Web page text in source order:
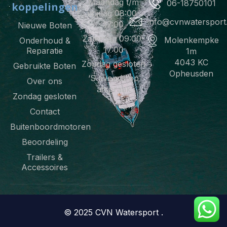
-
f
m
koppelingen
Nieuwe Boten
Onderhoud &
Reparatie
Gebruikte Boten
Over ons
Zondag gesloten
Contact
Buitenboordmotoren
Beoordeling
Trailers &
Accessoires
vrijdag 08:00-
17:00
Zaterdag 09:00-
17:00
Zondag gesloten
‘S avonds op
afspraak
06-18750101
Molenkempke
1m
4043 KC
Opheusden
© 2025 CVN Watersport .